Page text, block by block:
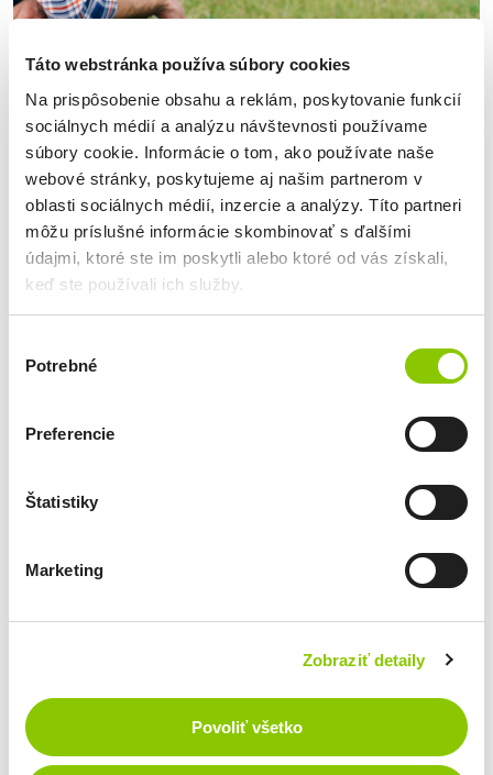
Táto webstránka používa súbory cookies
Na prispôsobenie obsahu a reklám, poskytovanie funkcií
sociálnych médií a analýzu návštevnosti používame
súbory cookie. Informácie o tom, ako používate naše
webové stránky, poskytujeme aj našim partnerom v
oblasti sociálnych médií, inzercie a analýzy. Títo partneri
môžu príslušné informácie skombinovať s ďalšími
údajmi, ktoré ste im poskytli alebo ktoré od vás získali,
keď ste používali ich služby.
súhlasu
Potrebné
Preferencie
Štatistiky
Marketing
Zobraziť detaily
Povoliť všetko
Blog
Hospodársky rast v poľnohospodárstve:
Možnosti, ako v praxi využiť
financovanie pre poľnohospodárov
Erika Holešová, marketingový špecialista
Aj po skončení hlavnej sezóny máte príležitosť posunúť svoj
agropodnik ďalej. Využite aktuálne dotácie pre poľnohospodárov
naplno a investujte do rozvoja, ktorý vám pomôže rásť
a zefektívniť vaše hospodárenie. Využite na financovanie dotácie
od štátu a Európskej únie Rast v poľnohospodárstve vám otvára
podnikania. O vašom úspechu rozhoduje predovšetkým
Detail
02